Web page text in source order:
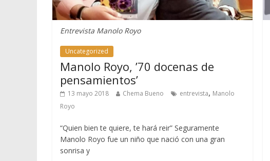
Entrevista Manolo Royo
Uncategorized
Manolo Royo, ’70 docenas de
pensamientos’
13 mayo 2018 Chema Bueno entrevista, Manolo
Royo
“Quien bien te quiere, te hará reir” Seguramente
Manolo Royo fue un niño que nació con una gran
sonrisa y